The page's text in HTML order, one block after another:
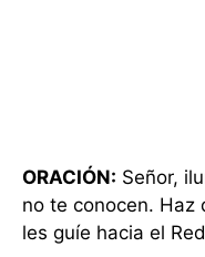
ORACIÓN: Señor,
no te conocen. Haz
les guíe hacia el